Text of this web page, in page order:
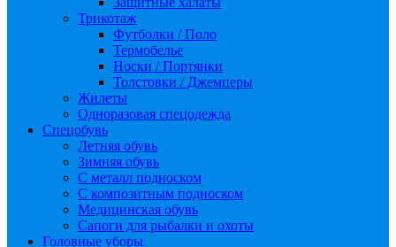
Трикотаж
Футболки / Поло
Термобелье
Носки / Портянки
Толстовки / Джемперы
Жилеты
Одноразовая спецодежда
Спецобувь
Летняя обувь
Зимняя обувь
С металл подноском
С композитным подноском
Медицинская обувь
Сапоги для рыбалки и охоты
Головные уборы